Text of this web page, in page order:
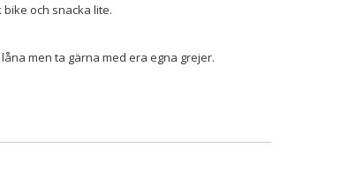
och snacka lite.
men ta gärna med era egna grejer.